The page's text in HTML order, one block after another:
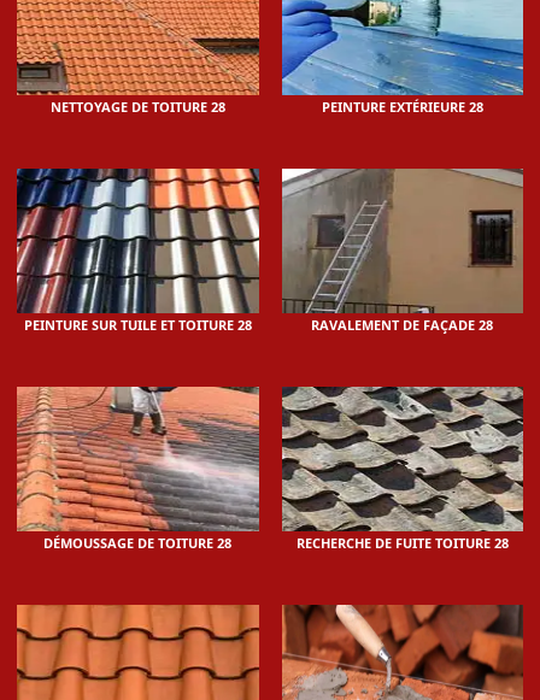
NETTOYAGE DE TOITURE 28 PEINTURE EXTÉRIEURE 28
PEINTURE SUR TUILE ET TOITURE 28 RAVALEMENT DE FAÇADE 28
DÉMOUSSAGE DE TOITURE 28 RECHERCHE DE FUITE TOITURE 28